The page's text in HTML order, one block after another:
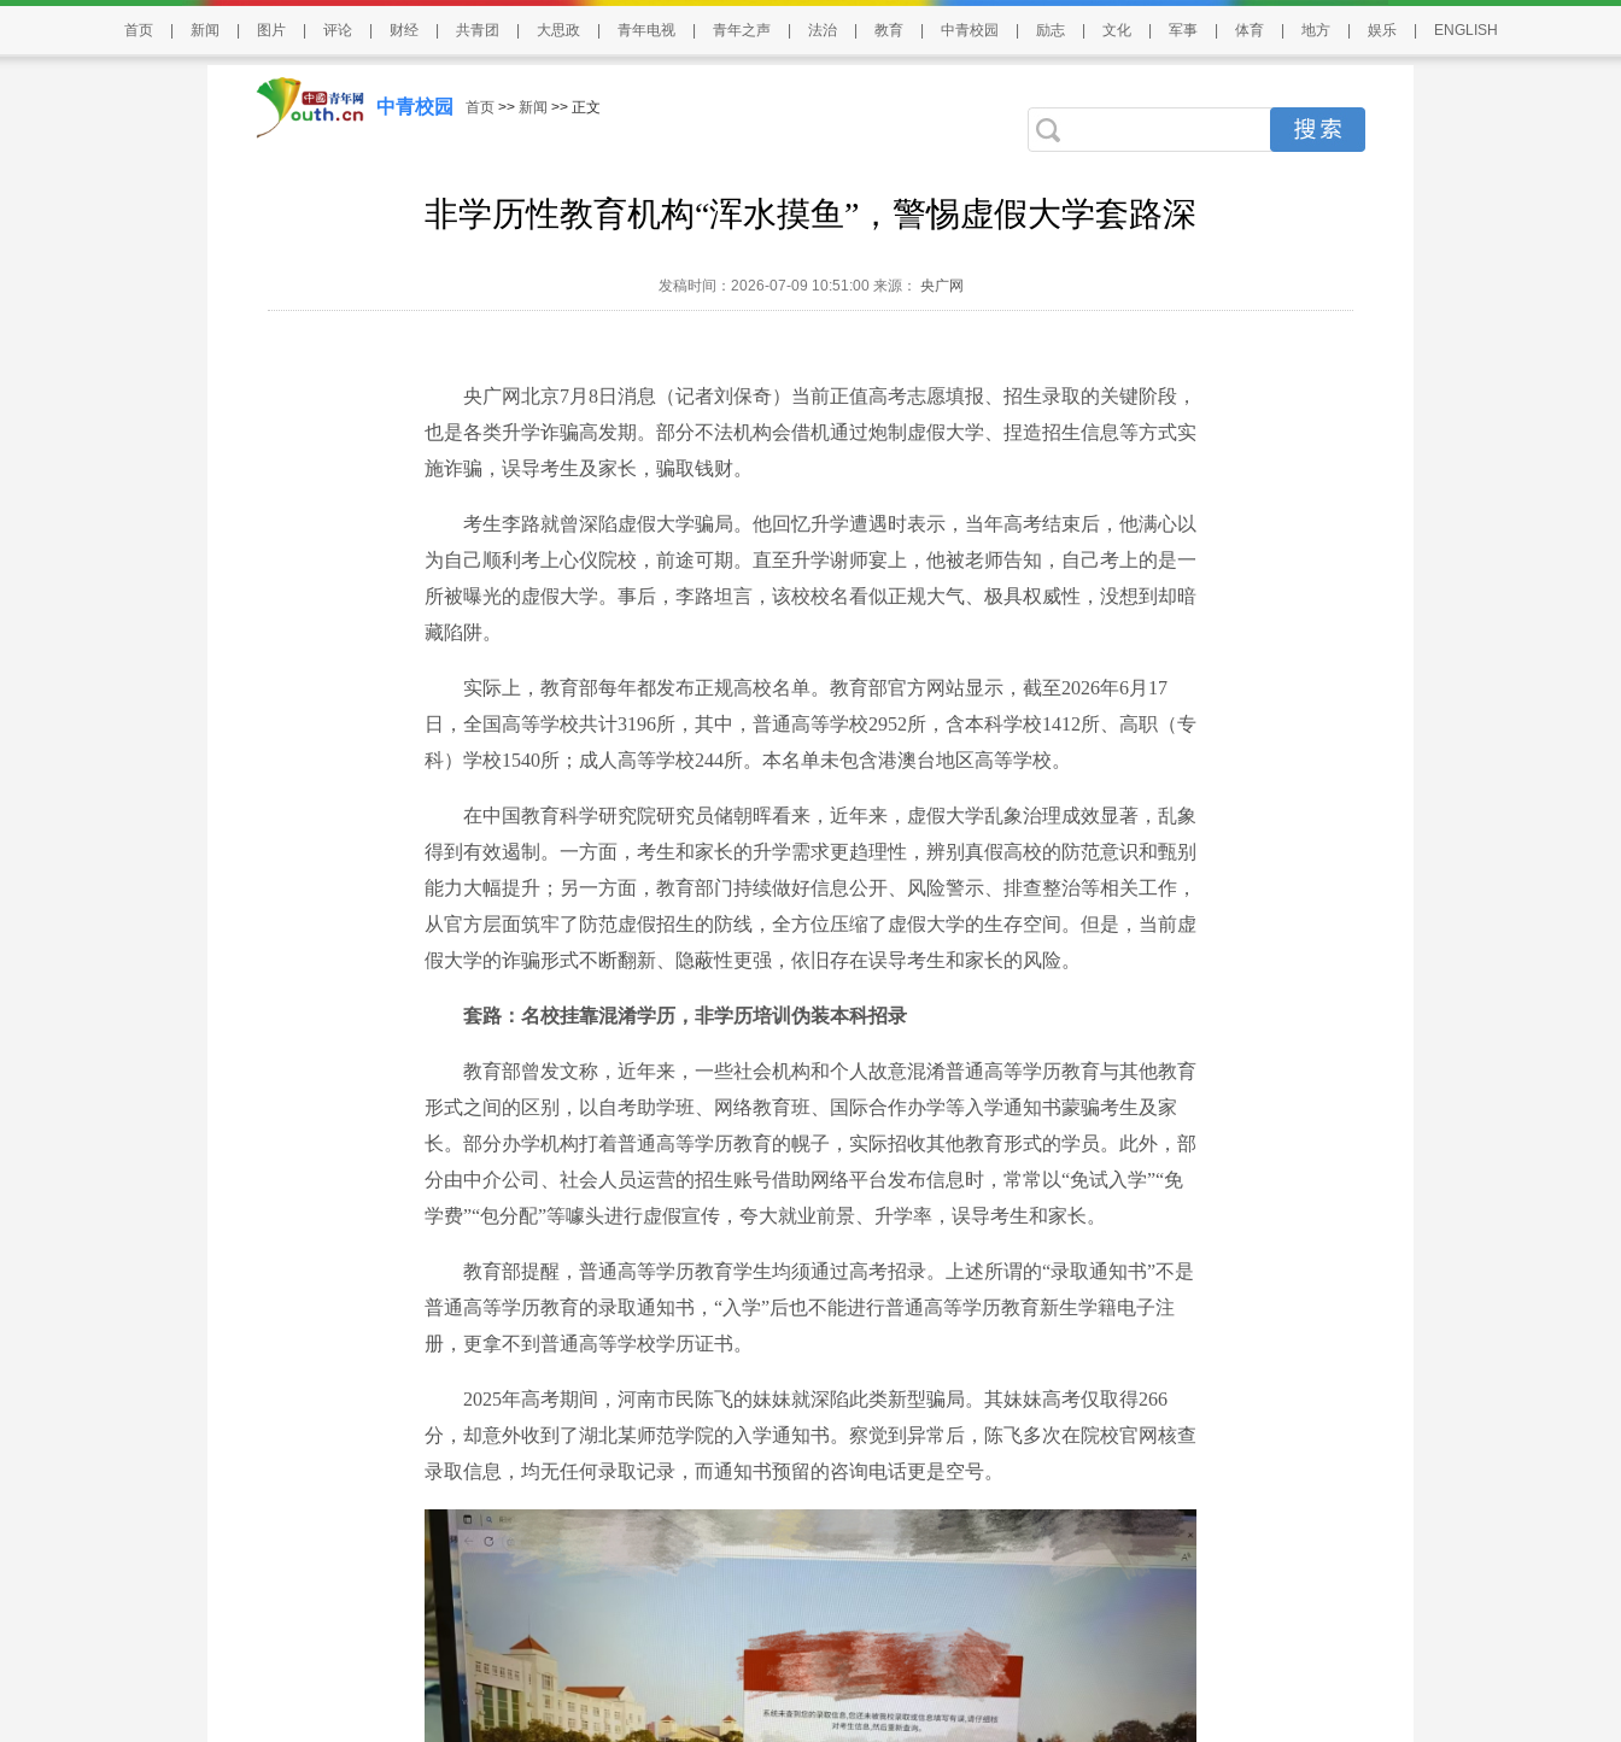
首页 新闻 图片 评论 财经 共青团 大思政 青年电视 青年之声 法治 教育 中青校园 励志 文化 军事 体育 地方 娱乐 ENGLISH
中青校园 首页 >> 新闻 >> 正文
非学历性教育机构“浑水摸鱼”，警惕虚假大学套路深
发稿时间：2026-07-09 10:51:00 来源： 央广网
央广网北京7月8日消息（记者刘保奇）当前正值高考志愿填报、招生录取的关键阶段，
也是各类升学诈骗高发期。部分不法机构会借机通过炮制虚假大学、捏造招生信息等方式实
施诈骗，误导考生及家长，骗取钱财。
考生李路就曾深陷虚假大学骗局。他回忆升学遭遇时表示，当年高考结束后，他满心以
为自己顺利考上心仪院校，前途可期。直至升学谢师宴上，他被老师告知，自己考上的是一
所被曝光的虚假大学。事后，李路坦言，该校校名看似正规大气、极具权威性，没想到却暗
藏陷阱。
实际上，教育部每年都发布正规高校名单。教育部官方网站显示，截至2026年6月17
日，全国高等学校共计3196所，其中，普通高等学校2952所，含本科学校1412所、高职（专
科）学校1540所；成人高等学校244所。本名单未包含港澳台地区高等学校。
在中国教育科学研究院研究员储朝晖看来，近年来，虚假大学乱象治理成效显著，乱象
得到有效遏制。一方面，考生和家长的升学需求更趋理性，辨别真假高校的防范意识和甄别
能力大幅提升；另一方面，教育部门持续做好信息公开、风险警示、排查整治等相关工作，
从官方层面筑牢了防范虚假招生的防线，全方位压缩了虚假大学的生存空间。但是，当前虚
假大学的诈骗形式不断翻新、隐蔽性更强，依旧存在误导考生和家长的风险。
套路：名校挂靠混淆学历，非学历培训伪装本科招录
教育部曾发文称，近年来，一些社会机构和个人故意混淆普通高等学历教育与其他教育
形式之间的区别，以自考助学班、网络教育班、国际合作办学等入学通知书蒙骗考生及家
长。部分办学机构打着普通高等学历教育的幌子，实际招收其他教育形式的学员。此外，部
分由中介公司、社会人员运营的招生账号借助网络平台发布信息时，常常以“免试入学”“免
学费”“包分配”等噱头进行虚假宣传，夸大就业前景、升学率，误导考生和家长。
教育部提醒，普通高等学历教育学生均须通过高考招录。上述所谓的“录取通知书”不是
普通高等学历教育的录取通知书，“入学”后也不能进行普通高等学历教育新生学籍电子注
册，更拿不到普通高等学校学历证书。
2025年高考期间，河南市民陈飞的妹妹就深陷此类新型骗局。其妹妹高考仅取得266
分，却意外收到了湖北某师范学院的入学通知书。察觉到异常后，陈飞多次在院校官网核查
录取信息，均无任何录取记录，而通知书预留的咨询电话更是空号。